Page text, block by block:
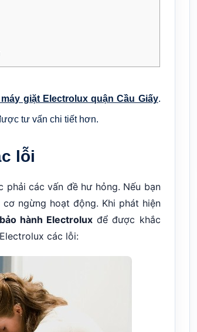
giặt Electrolux quận Cầu Giấy.
tư vấn chi tiết hơn.
lỗi
phải các vấn đề hư hỏng. Nếu bạn
ngừng hoạt động. Khi phát hiện
hành Electroluxđể được khắc
các lỗi: